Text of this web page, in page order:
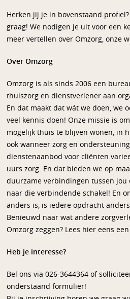
Herken jij je in bovenstaand
graag! We nodigen je uit voor een
meer vertellen over Omzorg, onze
Over Omzorg
Omzorg is als sinds 2006 een
thuiszorg en dienstverlener aan
En dat maakt dat wát we doen, we
veel kennis doen! Onze missie is
mogelijk thuis te blijven wonen, in
ook wanneer zorg en
dienstenaanbod voor cliënten
uurs zorg. En dat bieden we op
duurzame verbindingen tussen jou
naar die verbindende schakel! En
anders is, is iedere opdracht
Benieuwd naar wat andere
Omzorg zeggen? Lees hier eens
Heb je interesse?
Bel ons via 026-3644364 of
onderstaand formulier!